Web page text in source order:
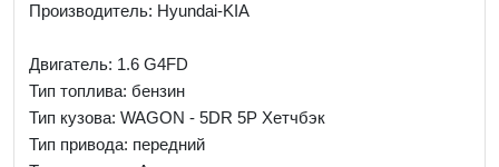
Производитель: Hyundai-KIA
Двигатель: 1.6 G4FD
Тип топлива: бензин
Тип кузова: WAGON - 5DR 5P Хетчбэк
Тип привода: передний